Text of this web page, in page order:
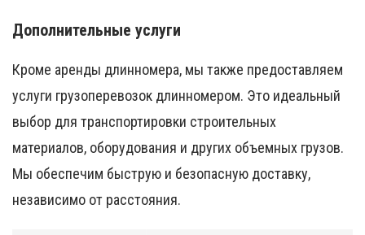
Дополнительные услуги
Кроме аренды длинномера, мы также предоставляем
услуги грузоперевозок длинномером. Это идеальный
выбор для транспортировки строительных
материалов, оборудования и других объемных грузов.
Мы обеспечим быструю и безопасную доставку,
независимо от расстояния.